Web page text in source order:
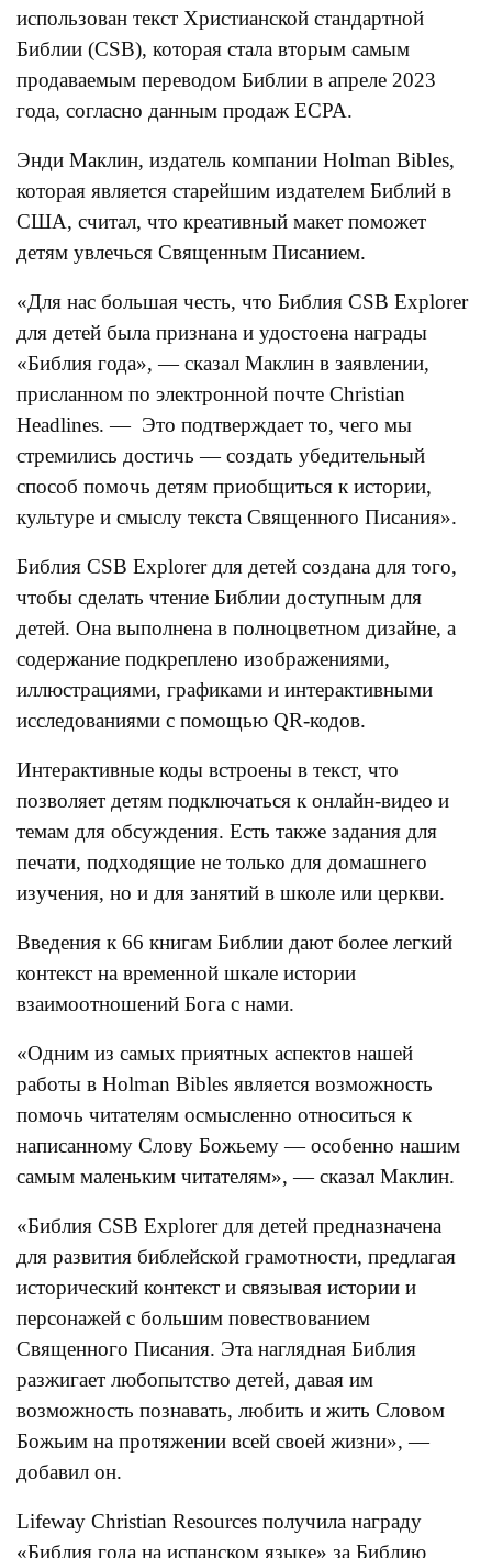
использован текст Христианской стандартной
Библии (CSB), которая стала вторым самым
продаваемым переводом Библии в апреле 2023
года, согласно данным продаж ECPA.
Энди Маклин, издатель компании Holman Bibles,
которая является старейшим издателем Библий в
США, считал, что креативный макет поможет
детям увлечься Священным Писанием.
«Для нас большая честь, что Библия CSB Explorer
для детей была признана и удостоена награды
«Библия года», — сказал Маклин в заявлении,
присланном по электронной почте Christian
Headlines. — Это подтверждает то, чего мы
стремились достичь — создать убедительный
способ помочь детям приобщиться к истории,
культуре и смыслу текста Священного Писания».
Библия CSB Explorer для детей создана для того,
чтобы сделать чтение Библии доступным для
детей. Она выполнена в полноцветном дизайне, а
содержание подкреплено изображениями,
иллюстрациями, графиками и интерактивными
исследованиями с помощью QR-кодов.
Интерактивные коды встроены в текст, что
позволяет детям подключаться к онлайн-видео и
темам для обсуждения. Есть также задания для
печати, подходящие не только для домашнего
изучения, но и для занятий в школе или церкви.
Введения к 66 книгам Библии дают более легкий
контекст на временной шкале истории
взаимоотношений Бога с нами.
«Одним из самых приятных аспектов нашей
работы в Holman Bibles является возможность
помочь читателям осмысленно относиться к
написанному Слову Божьему — особенно нашим
самым маленьким читателям», — сказал Маклин.
«Библия CSB Explorer для детей предназначена
для развития библейской грамотности, предлагая
исторический контекст и связывая истории и
персонажей с большим повествованием
Священного Писания. Эта наглядная Библия
разжигает любопытство детей, давая им
возможность познавать, любить и жить Словом
Божьим на протяжении всей своей жизни», —
добавил он.
Lifeway Christian Resources получила награду
«Библия года на испанском языке» за Библию